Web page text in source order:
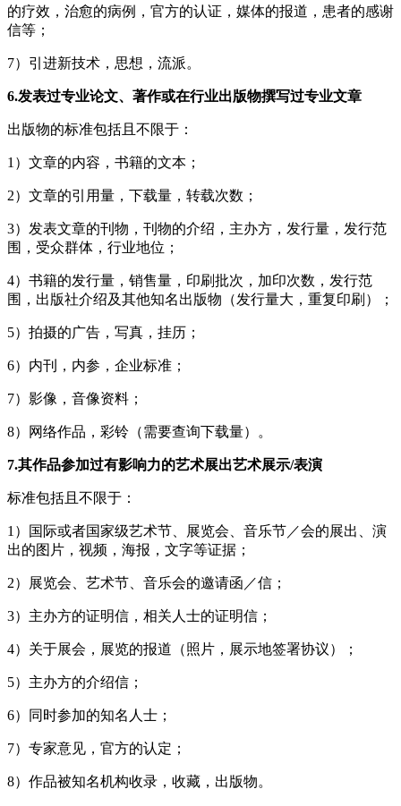
的疗效，治愈的病例，官方的认证，媒体的报道，患者的感谢
信等；
7）引进新技术，思想，流派。
6.发表过专业论文、著作或在行业出版物撰写过专业文章
出版物的标准包括且不限于：
1）文章的内容，书籍的文本；
2）文章的引用量，下载量，转载次数；
3）发表文章的刊物，刊物的介绍，主办方，发行量，发行范
围，受众群体，行业地位；
4）书籍的发行量，销售量，印刷批次，加印次数，发行范
围，出版社介绍及其他知名出版物（发行量大，重复印刷）；
5）拍摄的广告，写真，挂历；
6）内刊，内参，企业标准；
7）影像，音像资料；
8）网络作品，彩铃（需要查询下载量）。
7.其作品参加过有影响力的艺术展出艺术展示/表演
标准包括且不限于：
1）国际或者国家级艺术节、展览会、音乐节／会的展出、演
出的图片，视频，海报，文字等证据；
2）展览会、艺术节、音乐会的邀请函／信；
3）主办方的证明信，相关人士的证明信；
4）关于展会，展览的报道（照片，展示地签署协议）；
5）主办方的介绍信；
6）同时参加的知名人士；
7）专家意见，官方的认定；
8）作品被知名机构收录，收藏，出版物。